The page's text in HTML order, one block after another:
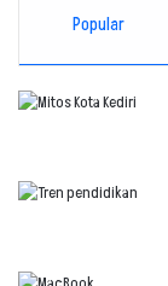
Popular